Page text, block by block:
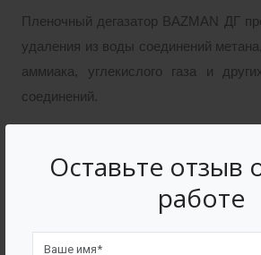
Оставьте отзыв
работе
Пленочный дегазатор BAZMAN ДГ
удаления из воды соединений
аммиака, углекислого газа и
соединений.
В напорном режиме вода подается